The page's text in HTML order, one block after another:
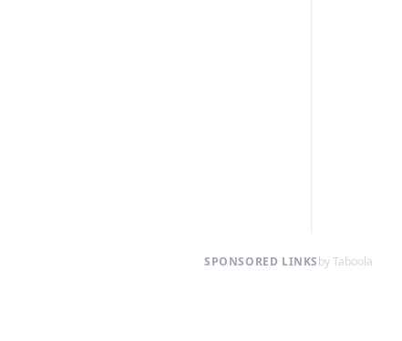
SPONSORED LINKSby Taboola